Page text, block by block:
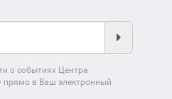
о событиях Центра
прямо в Ваш электронный